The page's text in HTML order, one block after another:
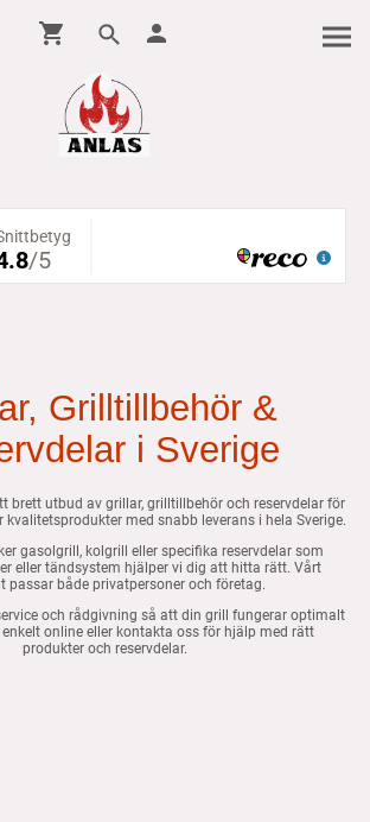
Grilltillbehör &
i Sverige
brett utbud av grillar, grilltillbehör och reservdelar för
kvalitetsprodukter med snabb leverans i hela Sverige.
gasolgrill, kolgrill eller specifika reservdelar som
eller tändsystem hjälper vi dig att hitta rätt. Vårt
passar både privatpersoner och företag.
och rådgivning så att din grill fungerar optimalt
online eller kontakta oss för hjälp med rätt
produkter och reservdelar.